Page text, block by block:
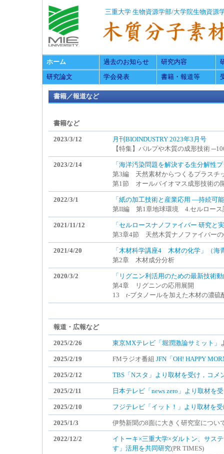
三重大学 生物資源学部/大学院生物資源
ホーム 過去のお知らせ 研究内容
研究論文
学会発表 書籍・報道等
書籍／報道など
書籍など
2023/3/12
月刊BIOINDUSTRY 2023年3月号
【特集】パルプや木質の成形技術
2023/2/14
「海洋汚染問題を解決する生分解性
第3編 天然素材からつくるプラス
第1節 オールバイオマス成形技術
2022/3/1
「紙の加工技術と産業応用 ―持続可
第II編 第1章地球環境 4.セルロース
2021/11/12
「セルロースナノファイバー 研究と
第3章4節 天然木質ナノファイバ
2021/4/20
「木材科学講座4 木材の化学」（海
第2章 木材成分分析
2020/3/2
「リグニン利活用のための最新技術
第4章 リグニンの応用展開
13 t-ブタノールを加えた木材の濃
報道・広報など
2025/2/26 東京MXテレビ「堀潤激論サミット」
2025/2/19 FMラジオ番組 JFN「OH! HAPPY
2025/2/12 TBS「Nスタ」より取材を受け，コメ
2025/2/11 日本テレビ「news zero」より取材を
2025/2/10 フジテレビ「イット！」より取材を
2025/1/3 伊勢新聞の8面に大きく研究室につい
2022/12/2
イトーキ×三重大学×ダルトン、サス
す」活用を共同研究(PR TIMES)